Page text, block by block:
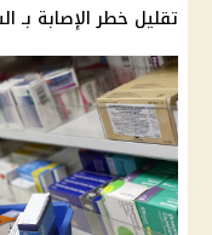
تقليل خطر الإصابة بـ